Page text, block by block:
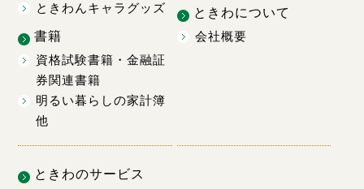
ときわんキャラグッズ
書籍
資格試験書籍・金融証
券関連書籍
明るい暮らしの家計簿
他
ときわについて
会社概要
ときわのサービス